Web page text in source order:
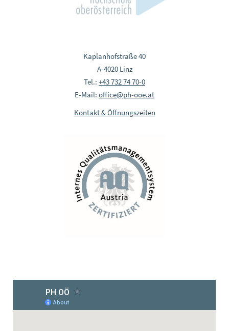
Kaplanhofstraße 40
A-4020 Linz
Tel.: +43 732 74 70-0
E-Mail: office@ph-ooe.at
Kontakt & Öffnungszeiten